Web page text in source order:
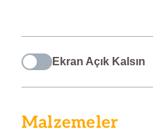
Ekran Açık Kalsın
Malzemeler